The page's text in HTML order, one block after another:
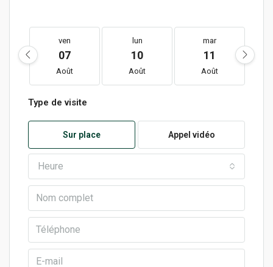
ven
07
Août
lun
10
Août
mar
11
Août
Type de visite
Sur place Appel vidéo
Heure